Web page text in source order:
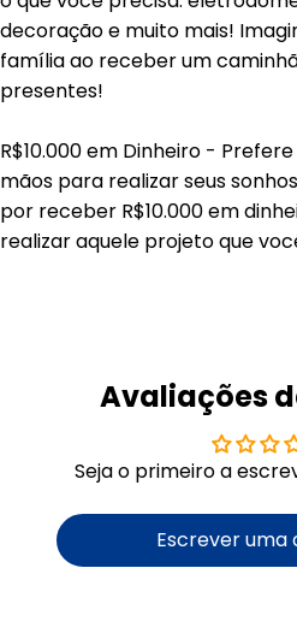
decoração e muito mais!
família ao receber um
presentes!
R$10.000 em Dinheiro -
mãos para realizar seus
por receber R$10.000 em
realizar aquele projeto que
Avaliações
Seja o primeiro a
Escrever uma